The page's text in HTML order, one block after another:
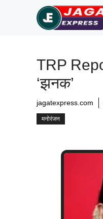
TRP
‘झनक’
jagatexpress.com
मनोरंजन